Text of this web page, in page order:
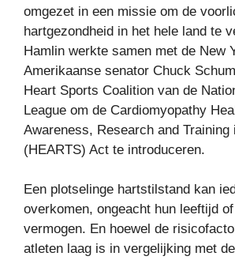
omgezet in een missie om de
hartgezondheid in het hele land te
Hamlin werkte samen met de New
Amerikaanse senator Chuck
Heart Sports Coalition van de
League om de Cardiomyopathy
Awareness, Research and Training
(HEARTS) Act te introduceren.
Een plotselinge hartstilstand kan
overkomen, ongeacht hun leeftijd
vermogen. En hoewel de
atleten laag is in vergelijking met